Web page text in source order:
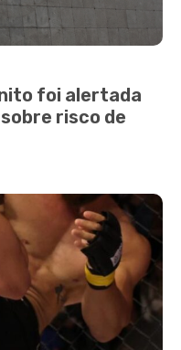
foi alertada
risco de